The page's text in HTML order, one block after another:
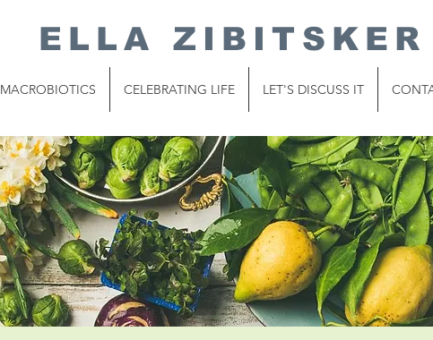
ELLA ZIBITSKER
MACROBIOTICS CELEBRATING LIFE LET'S DISCUSS IT